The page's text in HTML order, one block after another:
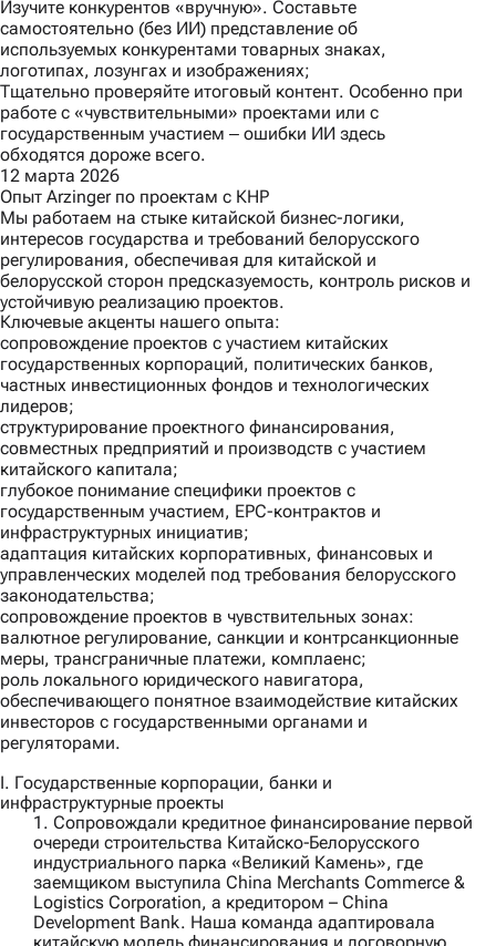
Изучите конкурентов «вручную». Составьте
самостоятельно (без ИИ) представление об
используемых конкурентами товарных знаках,
логотипах, лозунгах и изображениях;
Тщательно проверяйте итоговый контент. Особенно при
работе с «чувствительными» проектами или с
государственным участием ‒ ошибки ИИ здесь
обходятся дороже всего.
12 марта 2026
Опыт Arzinger по проектам с КНР
Мы работаем на стыке китайской бизнес-логики,
интересов государства и требований белорусского
регулирования, обеспечивая для китайской и
белорусской сторон предсказуемость, контроль рисков и
устойчивую реализацию проектов.
Ключевые акценты нашего опыта:
сопровождение проектов с участием китайских
государственных корпораций, политических банков,
частных инвестиционных фондов и технологических
лидеров;
структурирование проектного финансирования,
совместных предприятий и производств с участием
китайского капитала;
глубокое понимание специфики проектов с
государственным участием, EPC-контрактов и
инфраструктурных инициатив;
адаптация китайских корпоративных, финансовых и
управленческих моделей под требования белорусского
законодательства;
сопровождение проектов в чувствительных зонах:
валютное регулирование, санкции и контрсанкционные
меры, трансграничные платежи, комплаенс;
роль локального юридического навигатора,
обеспечивающего понятное взаимодействие китайских
инвесторов с государственными органами и
регуляторами.
I. Государственные корпорации, банки и
инфраструктурные проекты
1. Сопровождали кредитное финансирование первой
очереди строительства Китайско‑Белорусского
индустриального парка «Великий Камень», где
заемщиком выступила China Merchants Commerce &
Logistics Corporation, а кредитором – China
Development Bank. Наша команда адаптировала